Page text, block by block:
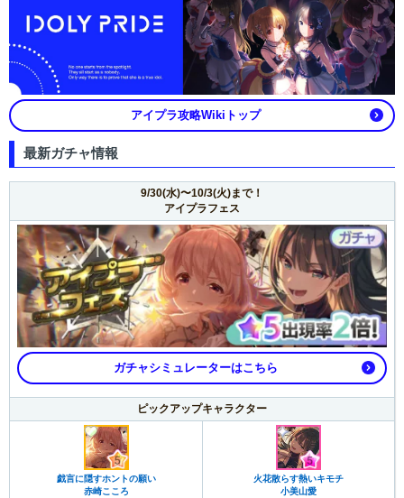
アイプラ攻略Wikiトップ
最新ガチャ情報
9/30(水)〜10/3(火)まで！
アイプラフェス
ガチャシミュレーターはこちら
ピックアップキャラクター
戯言に隠すホントの願い
赤崎こころ
火花散らす熱いキモチ
小美山愛